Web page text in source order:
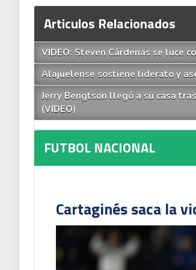
Articulos Relacionados
VIDEO: Steven Cárdenas se luce
Alajuelense sostiene liderato y
Jerry Bengtson llegó a su casa
(VIDEO)
FUTBOL NACIONAL
Cartaginés saca la